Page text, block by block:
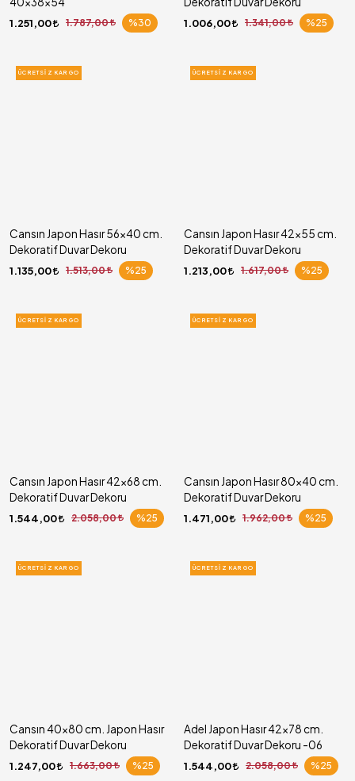
1.251,00 1.787,00 %30 1.006,00 1.341,00 %25
ÜCRETSIZ KARGO
Cansın Japon Hasır 56x40 cm.
Dekoratif Duvar Dekoru
1.135,00 1.513,00 %25
ÜCRETSIZ KARGO
Cansın Japon Hasır 42x55 cm.
Dekoratif Duvar Dekoru
1.213,00 1.617,00 %25
ÜCRETSIZ KARGO
Cansın Japon Hasır 42x68 cm.
Dekoratif Duvar Dekoru
1.544,00 2.058,00 %25
ÜCRETSIZ KARGO
Cansın Japon Hasır 80x40 cm.
Dekoratif Duvar Dekoru
1.471,00 1.962,00 %25
ÜCRETSIZ KARGO
Cansın 40x80 cm. Japon Hasır
Dekoratif Duvar Dekoru
1.247,00 1.663,00 %25
ÜCRETSIZ KARGO
Adel Japon Hasır 42x78 cm.
Dekoratif Duvar Dekoru -06
1.544,00 2.058,00 %25